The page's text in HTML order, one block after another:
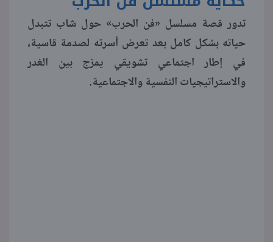
منوعات
تدور قصة مسلسل «فن الحرب» حول شاب تتبدل
حياته بشكل كامل بعد تعرض أسرته لصدمة قاسية،
في إطار اجتماعي تشويقي يمزج بين الغدر
والاستراتيجيات النفسية والاجتماعية.